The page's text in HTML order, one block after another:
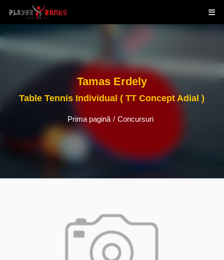
Tamas Erdely
Table Tennis Individual ( TT Concept Adial )
Prima pagină / Concursuri